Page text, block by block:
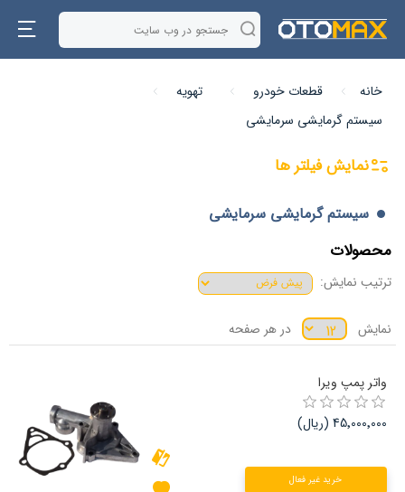
خانه قطعات خودرو
تهویه
سیستم گرمایشی سرمایشی
نمایش فیلتر ها
سیستم گرمایشی سرمایشی
محصولات
ترتیب نمایش:
نمایش در هر صفحه
واتر پمپ ویرا
45٬000٬000 (ریال)
خرید غیر فعال